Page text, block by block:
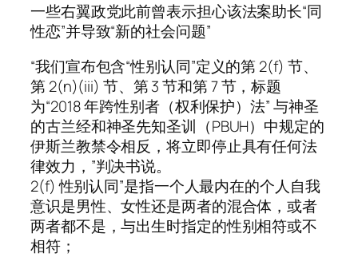
一些右翼政党此前曾表示担心该法案助长“同
性恋”并导致“新的社会问题”
“我们宣布包含“性别认同”定义的第 2(f) 节、
第 2(n)(iii) 节、第 3 节和第 7 节，标题
为“2018 年跨性别者（权利保护）法” 与神圣
的古兰经和神圣先知圣训（PBUH）中规定的
伊斯兰教禁令相反，将立即停止具有任何法
律效力，”判决书说。
2(f) 性别认同”是指一个人最内在的个人自我
意识是男性、女性还是两者的混合体，或者
两者都不是，与出生时指定的性别相符或不
相符；